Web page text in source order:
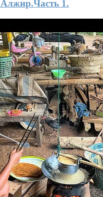
1.